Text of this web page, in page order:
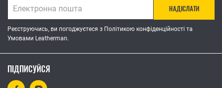
НАДІСЛАТИ
Реєструючись, ви погоджуєтеся з Політикою конфіденційності та
Умовами Leatherman.
ПІДПИСУЙСЯ